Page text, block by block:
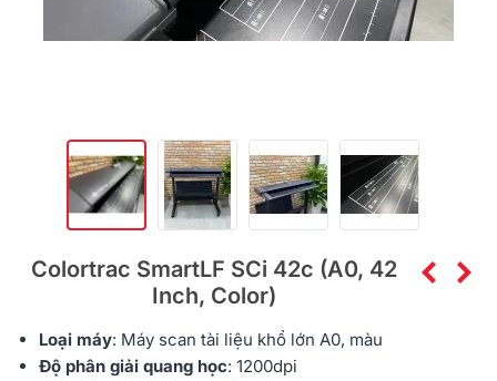
Colortrac SmartLF SCi 42c (A0, 42
Inch, Color)
Loại máy: Máy scan tài liệu khổ lớn A0, màu
Độ phân giải quang học: 1200dpi